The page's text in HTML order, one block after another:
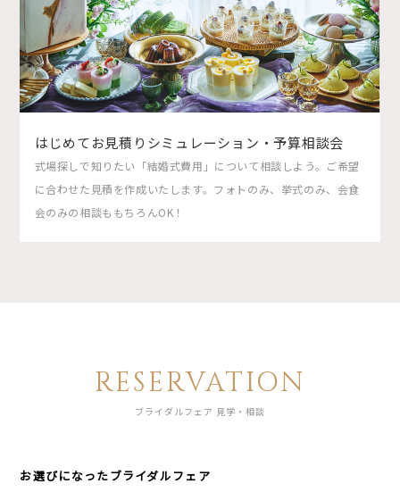
はじめてお見積りシミュレーション・予算相談会
式場探しで知りたい「結婚式費用」について相談しよう。ご希望
に合わせた見積を作成いたします。フォトのみ、挙式のみ、会食
会のみの相談ももちろんOK！
RESERVATION
ブライダルフェア 見学・相談
お選びになったブライダルフェア